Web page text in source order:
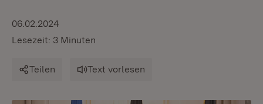
06.02.2024
Lesezeit: 3 Minuten
Teilen Text vorlesen